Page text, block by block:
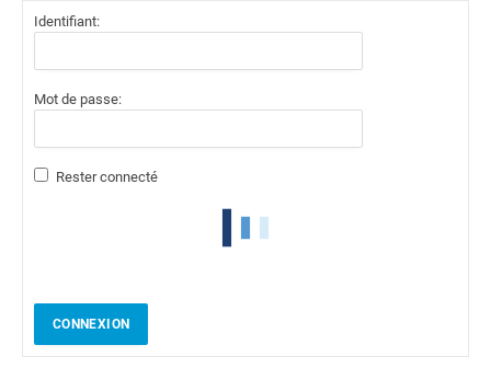
Identifiant:
Mot de passe:
Rester connecté
CONNEXION